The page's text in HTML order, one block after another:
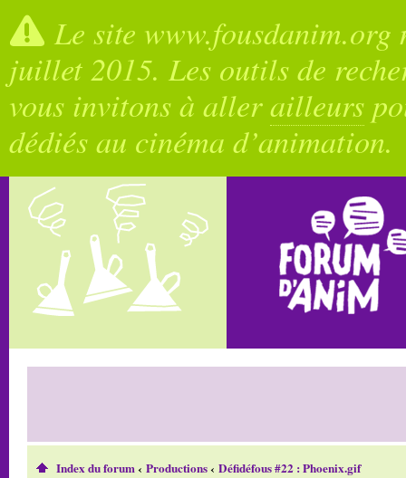
Le site
juillet 2015. Les outils de
vous invitons à allerailleurs
dédiés au cinéma d’animation.
Index du forum‹ Productions‹ Défidéfous #22 : Phoenix.gif